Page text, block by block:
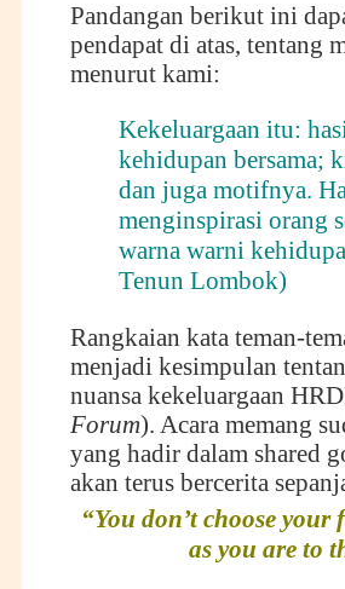
Pandangan berikut ini
pendapat di atas, tentang
menurut kami:
Kekeluargaan itu:
kehidupan bersama;
dan juga motifnya.
menginspirasi orang
warna warni
Tenun Lombok)
Rangkaian kata teman-
menjadi kesimpulan
nuansa kekeluargaan
Forum). Acara memang
yang hadir dalam shared
akan terus bercerita
“You don’t choose your
as you are to